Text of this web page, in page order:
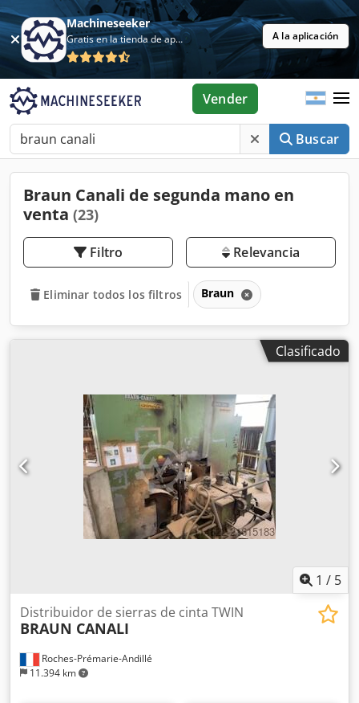
Machineseeker
Gratis en la tienda de aplicaciones A la aplicación
Buscar
Vender
Braun Canali de segunda mano en
venta (23)
Filtro Relevancia
Eliminar todos los filtros Braun
Clasificado
1 / 5
Roches-Prémarie-Andillé
11.394 km
Distribuidor de sierras de cinta TWIN
BRAUN CANALI